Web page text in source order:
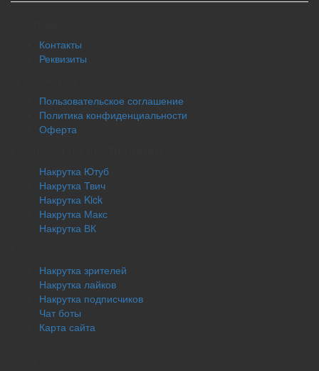
Контакты
Реквизиты
Пользовательское соглашение
Политика конфиденциальности
Оферта
Накрутка Ютуб
Накрутка Твич
Накрутка Kick
Накрутка Макс
Накрутка ВК
Накрутка зрителей
Накрутка лайков
Накрутка подписчиков
Чат боты
Карта сайта